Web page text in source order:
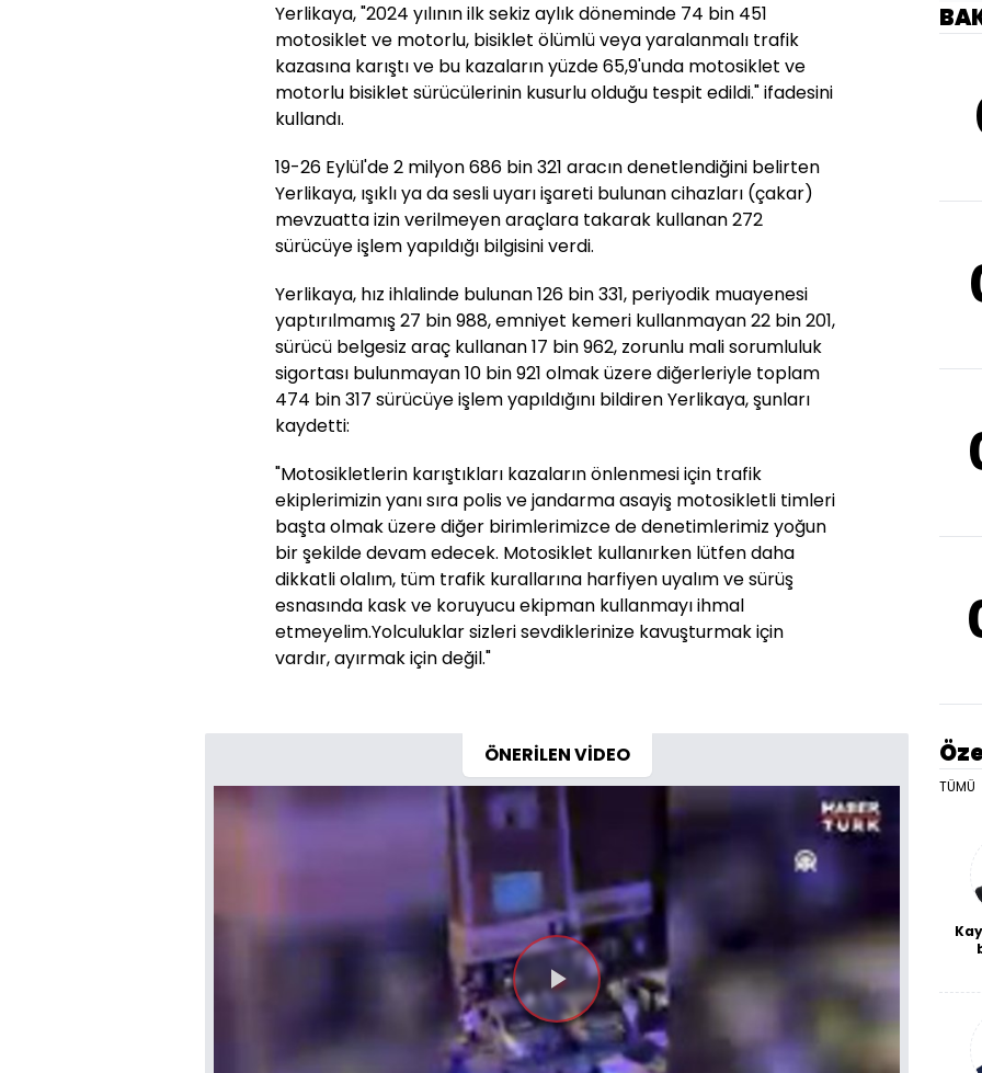
Yerlikaya, "2024 yılının ilk sekiz aylık döneminde 74 bin 451
motosiklet ve motorlu, bisiklet ölümlü veya yaralanmalı trafik
kazasına karıştı ve bu kazaların yüzde 65,9'unda motosiklet ve
motorlu bisiklet sürücülerinin kusurlu olduğu tespit edildi." ifadesini
kullandı.
19-26 Eylül'de 2 milyon 686 bin 321 aracın denetlendiğini belirten
Yerlikaya, ışıklı ya da sesli uyarı işareti bulunan cihazları (çakar)
mevzuatta izin verilmeyen araçlara takarak kullanan 272
sürücüye işlem yapıldığı bilgisini verdi.
Yerlikaya, hız ihlalinde bulunan 126 bin 331, periyodik muayenesi
yaptırılmamış 27 bin 988, emniyet kemeri kullanmayan 22 bin 201,
sürücü belgesiz araç kullanan 17 bin 962, zorunlu mali sorumluluk
sigortası bulunmayan 10 bin 921 olmak üzere diğerleriyle toplam
474 bin 317 sürücüye işlem yapıldığını bildiren Yerlikaya, şunları
kaydetti:
"Motosikletlerin karıştıkları kazaların önlenmesi için trafik
ekiplerimizin yanı sıra polis ve jandarma asayiş motosikletli timleri
başta olmak üzere diğer birimlerimizce de denetimlerimiz yoğun
bir şekilde devam edecek. Motosiklet kullanırken lütfen daha
dikkatli olalım, tüm trafik kurallarına harfiyen uyalım ve sürüş
esnasında kask ve koruyucu ekipman kullanmayı ihmal
etmeyelim.Yolculuklar sizleri sevdiklerinize kavuşturmak için
vardır, ayırmak için değil."
ÖNERİLEN VİDEO
Videoyu
Oynat
TÜMÜ